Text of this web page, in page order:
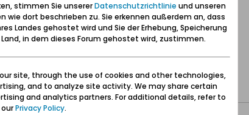
stimmen Sie unsererDatenschutzrichtlinie und unseren
dort beschrieben zu. Sie erkennen außerdem an, dass
Landes gehostet wird und Sie der Erhebung, Speicherung
in dem dieses Forum gehostet wird, zustimmen.
site, through the use of cookies and other technologies,
and to analyze site activity. We may share certain
and analytics partners. For additional details, refer to
ourPrivacy Policy.